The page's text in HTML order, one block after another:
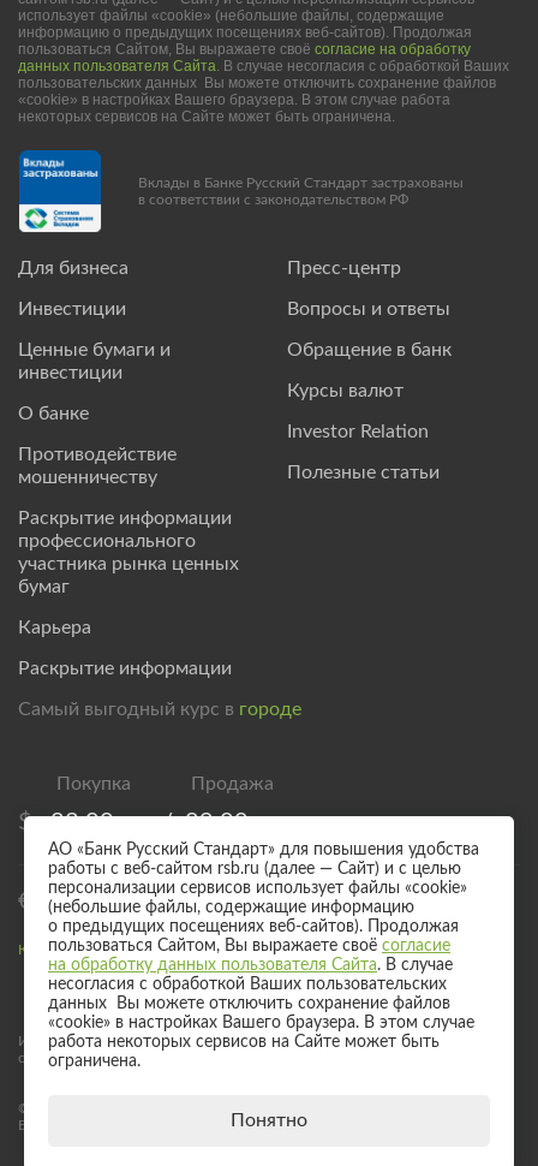
Для бизнеса
Инвестиции
Ценные бумаги и
инвестиции
О банке
Противодействие
мошенничеству
Раскрытие информации
профессионального
участника рынка ценных
бумаг
Карьера
Раскрытие информации
Пресс-центр
Вопросы и ответы
Обращение в банк
Курсы валют
Investor Relation
Полезные статьи
использует файлы «cookie» (небольшие файлы, содержащие
информацию о предыдущих посещениях веб-сайтов). Продолжая
пользоваться Сайтом, Вы выражаете своё согласие на обработку
данных пользователя Сайта. В случае несогласия с обработкой Ваших
пользовательских данных Вы можете отключить сохранение файлов
«cookie» в настройках Вашего браузера. В этом случае работа
некоторых сервисов на Сайте может быть ограничена.
Вклады в Банке Русский Стандарт застрахованы
в соответствии с законодательством РФ
Самый выгодный курс в городе
$ 83,00 / 89,00
€ 95,00 / 101,00
Курс валют для безналичного обмена
Информация о процентных ставках по договорам банковского вклада
с физическими лицами
© 2017 - 2026 АО «Банк Русский Стандарт». Универсальная лицензия
Банка России № 2289 выдана бессрочно 04 сентября 2024 года.
АО «Банк Русский Стандарт» для повышения удобства
работы с веб-сайтом rsb.ru (далее — Сайт) и с целью
персонализации сервисов использует файлы «cookie»
(небольшие файлы, содержащие информацию
о предыдущих посещениях веб-сайтов). Продолжая
пользоваться Сайтом, Вы выражаете своё согласие
на обработку данных пользователя Сайта. В случае
несогласия с обработкой Ваших пользовательских
данных Вы можете отключить сохранение файлов
«cookie» в настройках Вашего браузера. В этом случае
работа некоторых сервисов на Сайте может быть
ограничена.
Понятно